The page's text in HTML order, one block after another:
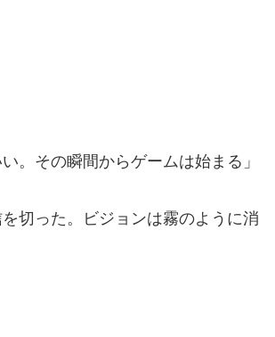
。その瞬間からゲームは始まる」
切った。ビジョンは霧のように消